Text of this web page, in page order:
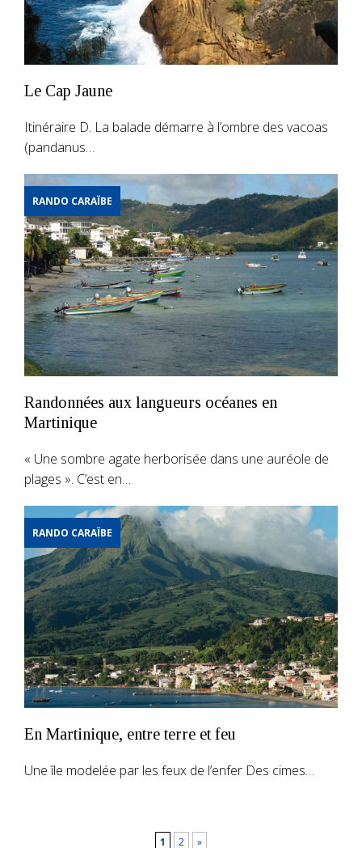
Le Cap Jaune
Itinéraire D. La balade démarre à l’ombre des vacoas
(pandanus…
RANDO CARAÏBE
Randonnées aux langueurs océanes en
Martinique
« Une sombre agate herborisée dans une auréole de
plages ». C’est en…
RANDO CARAÏBE
En Martinique, entre terre et feu
Une île modelée par les feux de l’enfer Des cimes…
1 2 »